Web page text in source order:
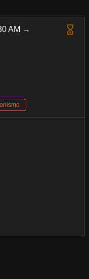
AM →